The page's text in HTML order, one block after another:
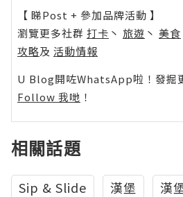
【 睇Post + 參加品牌活動 】
瀏覽更多社群 打卡 丶 旅遊 丶 美食
攻略及 活動情報
U Blog開咗WhatsApp啦！發掘
Follow 我哋 ！
相關話題
Sip & Slide 漢堡
漢